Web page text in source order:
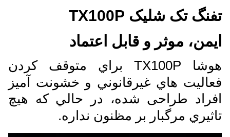
تفنگ تک شليک TX100P
ایمن، موثر و قابل اعتماد
هوشا TX100P براي متوقف کردن
فعاليت هاي غيرقانوني و خشونت آمیز
افراد طراحی شده، در حالي که هيچ
تاثيري مرگبار بر مظنون نداره.